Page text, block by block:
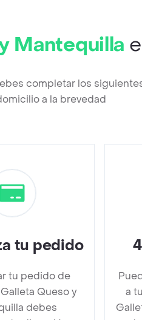
Mantequilla
completar los
a la brevedad
tu pedido
tu pedido de
Queso y
debes
4
a